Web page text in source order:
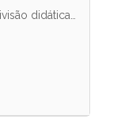
Apresentação da divisão didática dos sistemas resistentes horizontais mistos e híbridos. Lajes de concreto, Slimdeck, Slimfloor, lajes mistas com steel deck e vigas mistas.